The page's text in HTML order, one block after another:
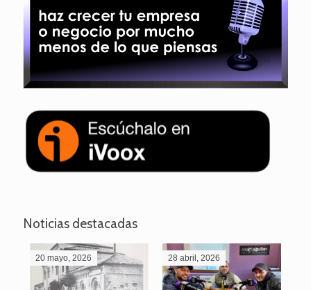
Noticias destacadas
20 mayo, 2026 28 abril, 2026